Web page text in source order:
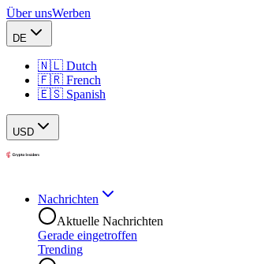
Über unsWerben
DE
🇳🇱 Dutch
🇫🇷 French
🇪🇸 Spanish
USD
Nachrichten
Aktuelle Nachrichten
Gerade eingetroffen
Trending